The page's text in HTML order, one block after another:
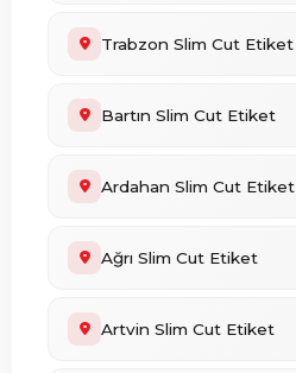
Trabzon Slim Cut Etiket
Bartın Slim Cut Etiket
Ardahan Slim Cut Etiket
Ağrı Slim Cut Etiket
Artvin Slim Cut Etiket